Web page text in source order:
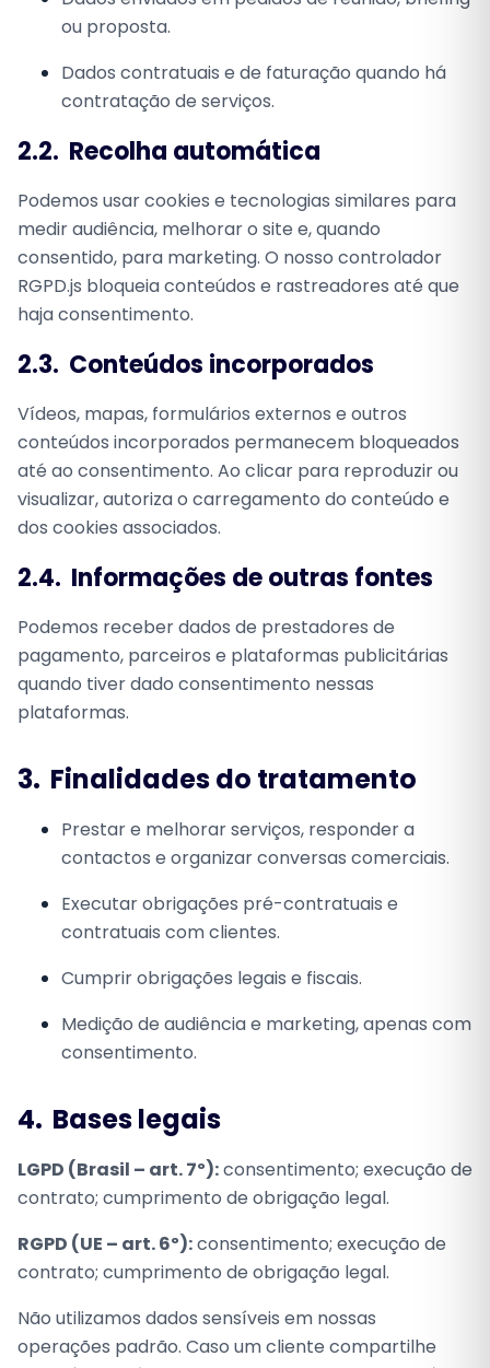
ou proposta.
Dados contratuais e de faturação quando há
contratação de serviços.
2.2. Recolha automática
Podemos usar cookies e tecnologias similares para
medir audiência, melhorar o site e, quando
consentido, para marketing. O nosso controlador
RGPD.js bloqueia conteúdos e rastreadores até que
haja consentimento.
2.3. Conteúdos incorporados
Vídeos, mapas, formulários externos e outros
conteúdos incorporados permanecem bloqueados
até ao consentimento. Ao clicar para reproduzir ou
visualizar, autoriza o carregamento do conteúdo e
dos cookies associados.
2.4. Informações de outras fontes
Podemos receber dados de prestadores de
pagamento, parceiros e plataformas publicitárias
quando tiver dado consentimento nessas
plataformas.
3. Finalidades do tratamento
Prestar e melhorar serviços, responder a
contactos e organizar conversas comerciais.
Executar obrigações pré-contratuais e
contratuais com clientes.
Cumprir obrigações legais e fiscais.
Medição de audiência e marketing, apenas com
consentimento.
4. Bases legais
LGPD (Brasil – art. 7º):consentimento; execução de
contrato; cumprimento de obrigação legal.
RGPD (UE – art. 6º):consentimento; execução de
contrato; cumprimento de obrigação legal.
Não utilizamos dados sensíveis em nossas
operações padrão. Caso um cliente compartilhe